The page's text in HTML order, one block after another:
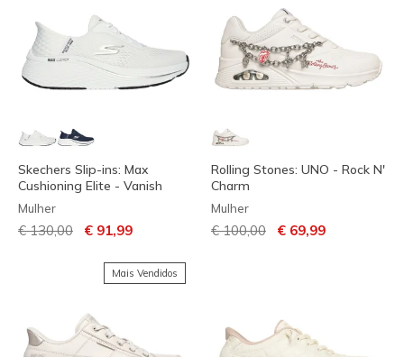
Skechers Slip-ins: Max
Cushioning Elite - Vanish
Mulher
Preço com desconto de
€ 130,00 para
€ 91,99
Rolling Stones: UNO - Rock N'
Charm
Mulher
Preço com desconto de
€ 100,00 para
€ 69,99
Mais Vendidos